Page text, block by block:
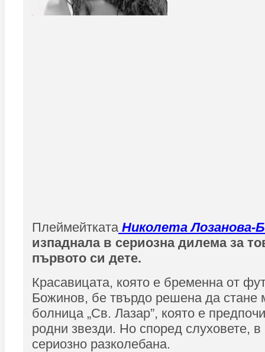
Плеймейтката Николета Лозанова-
изпаднала в сериозна дилема за
първото си дете.
Красавицата, която е бременна от
Божинов, бе твърдо решена да стане
болница „Св. Лазар”, която е
родни звезди. Но според слуховете,
сериозно разколебана.